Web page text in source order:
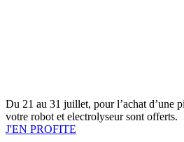
Du 21 au 31 juillet, pour l’achat d’une
votre robot et electrolyseur sont offerts.
J'EN PROFITE